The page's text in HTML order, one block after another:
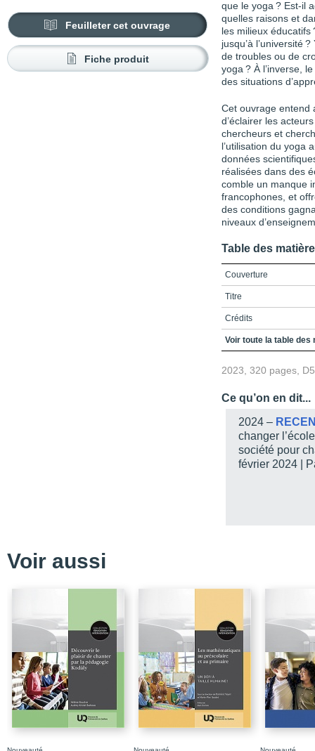
Feuilleter cet ouvrage
Fiche produit
que le yoga ? Est-il
quelles raisons et
les milieux
jusqu’à l’université
de troubles ou de
yoga ? À l’inverse,
des situations
Cet ouvrage entend
d’éclairer les
chercheurs et
l’utilisation du yoga
données
réalisées dans des
comble un manque
francophones, et
des conditions
niveaux
Table des
Couverture
Titre
Crédits
Renerciements
Liste des tableaux
Liste des sigles et
Introduction
Chapitre 1 / Le yoga
Références
scolaires ayant des
Conclusion
Références
Chapitre 4 / Le yoga
d’âge primaire?
Conclusion
Voir toute la table des
2023, 320 pages,
Ce qu’on en dit...
2024 –
changer
société pour
février 2024 |
Voir aussi